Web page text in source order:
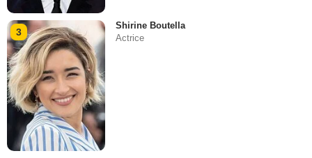
3
Shirine Boutella
Actrice